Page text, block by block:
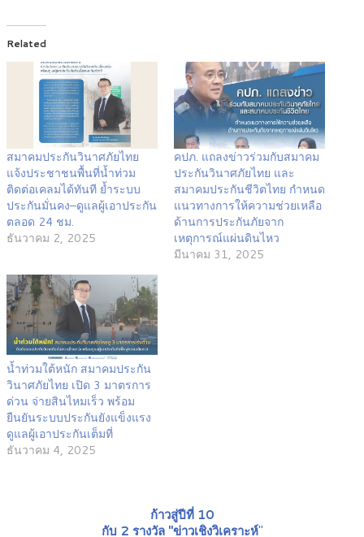
Related
สมาคมประกันวินาศภัยไทย
แจ้งประชาชนพื้นที่น้ำท่วม
ติดต่อเคลมได้ทันที ย้ำระบบ
ประกันมั่นคง–ดูแลผู้เอาประกัน
ตลอด 24 ชม.
ธันวาคม 2, 2025
คปภ. แถลงข่าวร่วมกับสมาคม
ประกันวินาศภัยไทย และ
สมาคมประกันชีวิตไทย กำหนด
แนวทางการให้ความช่วยเหลือ
ด้านการประกันภัยจาก
เหตุการณ์แผ่นดินไหว
มีนาคม 31, 2025
น้ำท่วมใต้หนัก สมาคมประกัน
วินาศภัยไทย เปิด 3 มาตรการ
ด่วน จ่ายสินไหมเร็ว พร้อม
ยืนยันระบบประกันยังแข็งแรง
ดูแลผู้เอาประกันเต็มที่
ธันวาคม 4, 2025
ก้าวสู่ปีที่ 10
กับ 2 รางวัล "ข่าวเชิงวิเคราะห์"